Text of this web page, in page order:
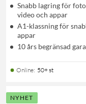
Snabb lagring för
video och appar
A1-klassning för
appar
10 års begränsad
Online: 50+ st
NYHET